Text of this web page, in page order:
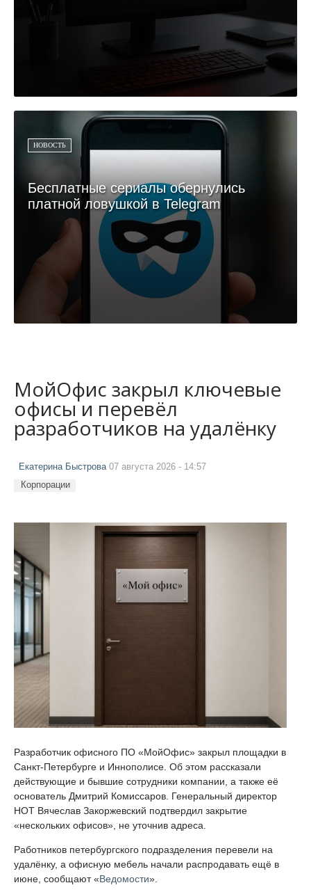
НОВОСТЬ
Бесплатные сериалы обернулись
платной ловушкой в Telegram
МойОфис закрыл ключевые
офисы и перевёл
разработчиков на удалёнку
Екатерина Быстрова 07 августа 2026 - 14:57
Корпорации
Разработчик офисного ПО «МойОфис» закрыл площадки в
Санкт-Петербурге и Иннополисе. Об этом рассказали
действующие и бывшие сотрудники компании, а также её
основатель Дмитрий Комиссаров. Генеральный директор
НОТ Вячеслав Закоржевский подтвердил закрытие
«нескольких офисов», не уточнив адреса.
Работников петербургского подразделения перевели на
удалёнку, а офисную мебель начали распродавать ещё в
июне, сообщают «Ведомости».